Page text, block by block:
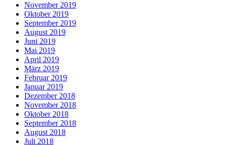
November 2019
Oktober 2019
September 2019
August 2019
Juni 2019
Mai 2019
April 2019
März 2019
Februar 2019
Januar 2019
Dezember 2018
November 2018
Oktober 2018
September 2018
August 2018
Juli 2018